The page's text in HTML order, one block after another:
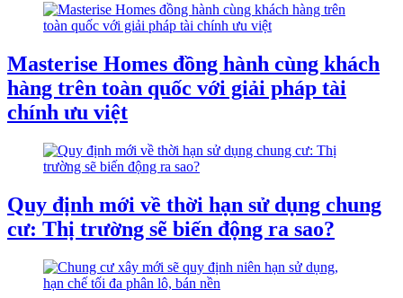
Masterise Homes đồng hành cùng khách
hàng trên toàn quốc với giải pháp tài
chính ưu việt
Quy định mới về thời hạn sử dụng chung
cư: Thị trường sẽ biến động ra sao?